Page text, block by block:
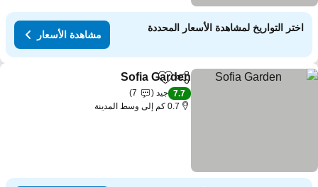
اختر التواريخ لمشاهدة الأسعار المحددة
مشاهدة الأسعار
مشاركةAdd to favorites
Sofia Garden
7.7 جيد
7
0.7 كم إلى وسط المدينة